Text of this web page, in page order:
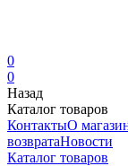
0
0
Назад
Каталог товаров
КонтактыО
возвратаНовости
Каталог товаров